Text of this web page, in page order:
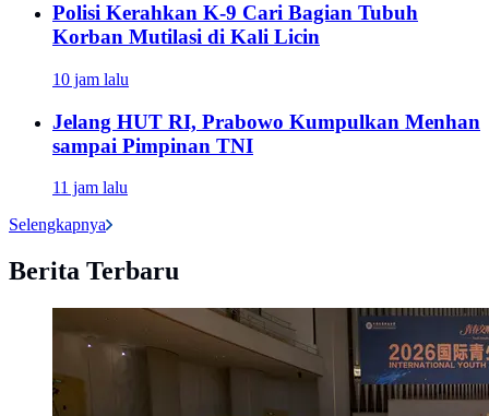
Polisi Kerahkan K-9 Cari Bagian Tubuh
Korban Mutilasi di Kali Licin
10 jam lalu
Jelang HUT RI, Prabowo Kumpulkan Menhan
sampai Pimpinan TNI
11 jam lalu
Selengkapnya
Berita Terbaru